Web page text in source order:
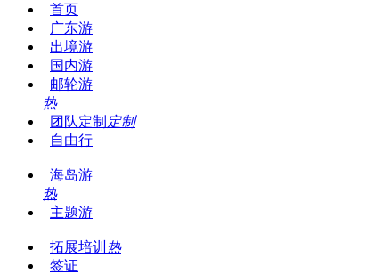
首页
广东游
出境游
国内游
邮轮游
热
团队定制 定制
自由行
海岛游
热
主题游
拓展培训 热
签证